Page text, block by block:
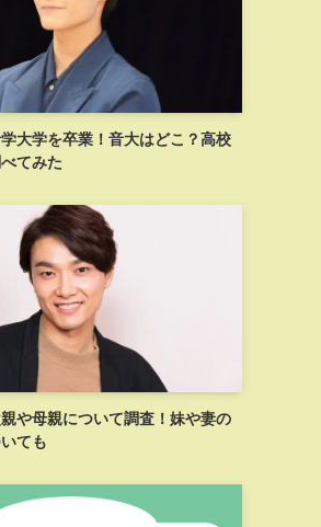
大学を卒業！音大はどこ？高校
てみた
や母親について調査！妹や妻の
ても